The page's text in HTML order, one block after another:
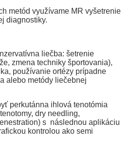
metód využívame MR vyšetrenie
diagnostiky.
liečba: šetrenie
zmena techniky športovania),
používanie ortézy prípadne
alebo metódy liečebnej
perkutánna ihlová tenotómia
dry needling,
s následnou aplikáciu
kontrolou ako semi